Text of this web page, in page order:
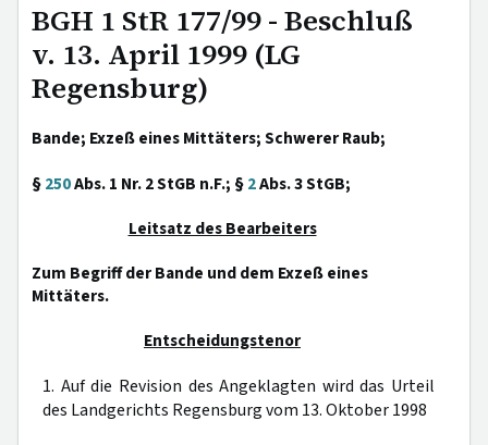
BGH 1 StR 177/99 - Beschluß
v. 13. April 1999 (LG
Regensburg)
Bande; Exzeß eines Mittäters; Schwerer Raub;
§250Abs. 1 Nr. 2 StGB n.F.; §2Abs. 3 StGB;
Leitsatz des Bearbeiters
Zum Begriff der Bande und dem Exzeß eines
Mittäters.
Entscheidungstenor
1. Auf die Revision des Angeklagten wird das Urteil
des Landgerichts Regensburg vom 13. Oktober 1998